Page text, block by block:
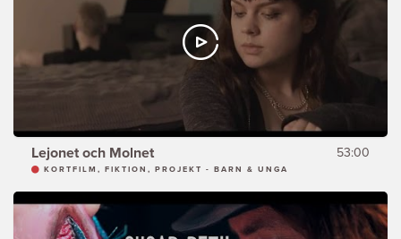
Lejonet och Molnet 53:00
KORTFILM, FIKTION, PROJEKT - BARN & UNGA